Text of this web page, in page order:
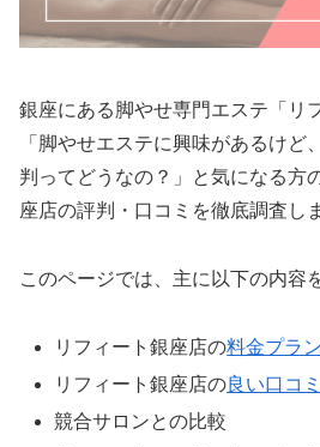
銀座にある脚やせ専門エステ「リ
「脚やせエステに興味があるけど
判ってどうなの？」と気になる方
座店の評判・口コミを徹底調査し
このページでは、主に以下の内容
リフィート銀座店の料金プラン
リフィート銀座店の良い口コミ
競合サロンとの比較